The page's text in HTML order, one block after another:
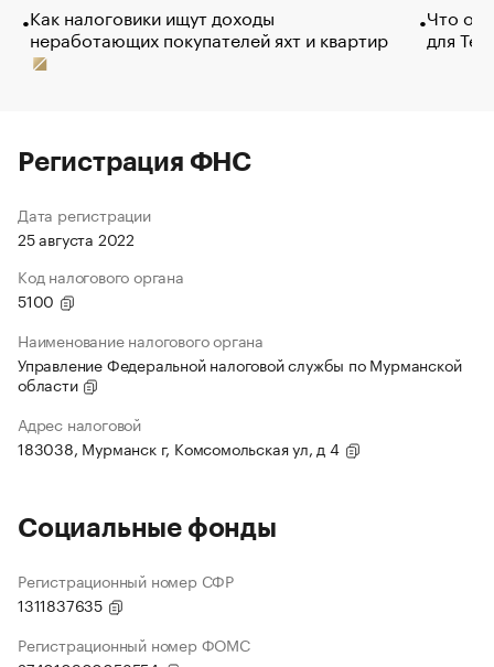
Как налоговики ищут доходы
неработающих покупателей яхт и квартир
Что
для
Регистрация ФНС
Дата регистрации
25 августа 2022
Код налогового органа
5100
Наименование налогового органа
Управление Федеральной налоговой службы по Мурманской
области
Адрес налоговой
183038, Мурманск г, Комсомольская ул, д 4
Социальные фонды
Регистрационный номер СФР
1311837635
Регистрационный номер ФОМС